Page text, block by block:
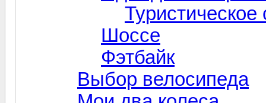
Шоссе
Фэтбайк
Выбор велосипеда